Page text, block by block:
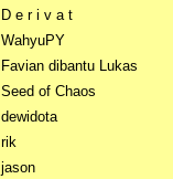
D e r i v a t
WahyuPY
Favian dibantu Lukas
Seed of Chaos
dewidota
rik
jason